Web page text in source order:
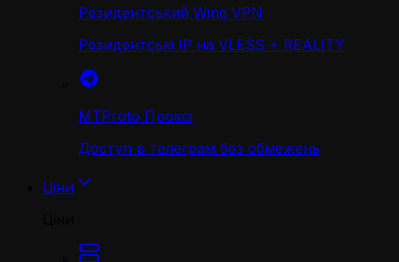
Резидентський Wing VPN
Резидентські IP на VLESS + REALITY
MTProto Проксі
Доступ в телеграм без обмежень
Ціни